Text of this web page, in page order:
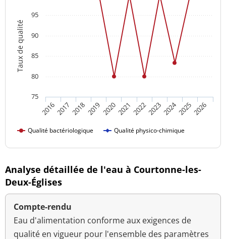
Taux de qualité
Qualité bactériologique Qualité physico-chimique
20162017 201820192020202120222023202420252026
75
80
85
90
95
Analyse détaillée de l'eau à Courtonne-les-
Deux-Églises
Compte-rendu
Eau d'alimentation conforme aux exigences de
qualité en vigueur pour l'ensemble des paramètres